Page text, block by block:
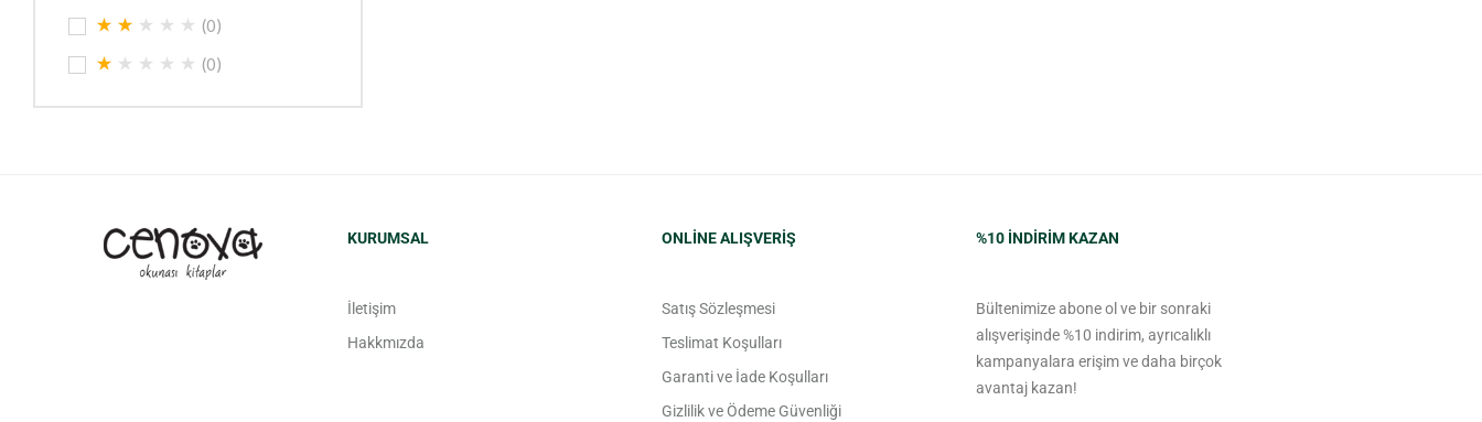
(0)
(0)
KURUMSAL
İletişim
Hakkmızda
ONLINE ALIŞVERIŞ
Satış Sözleşmesi
Teslimat Koşulları
Garanti ve İade Koşulları
Gizlilik ve Ödeme Güvenliği
%10 INDIRIM KAZAN
Bültenimize abone ol ve bir sonraki
alışverişinde %10 indirim, ayrıcalıklı
kampanyalara erişim ve daha birçok
avantaj kazan!